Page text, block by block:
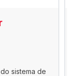
sistema de